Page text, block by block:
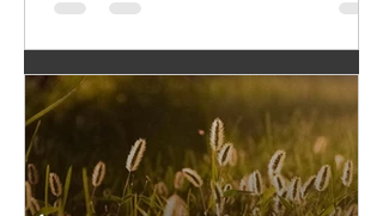
perfeito. Agradeço por
ter tudo que preciso,
e...